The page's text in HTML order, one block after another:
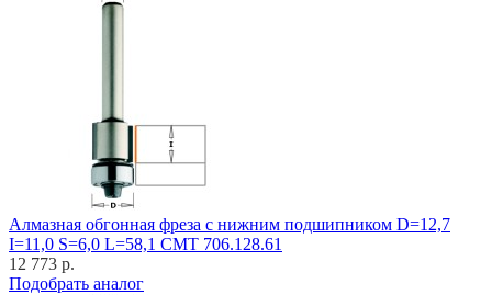
Алмазная обгонная фреза с нижним подшипником D=12,7
I=11,0 S=6,0 L=58,1 CMT 706.128.61
12 773 р.
Подобрать аналог